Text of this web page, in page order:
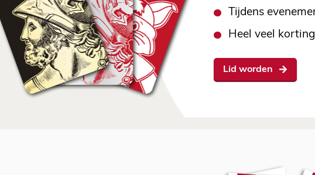
Tijdens
Heel veel
Lid worden